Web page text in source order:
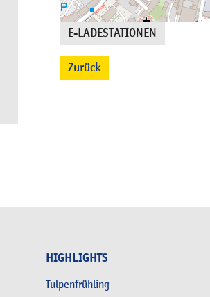
E-LADESTATIONEN
Zurück
HIGHLIGHTS
Tulpenfrühling